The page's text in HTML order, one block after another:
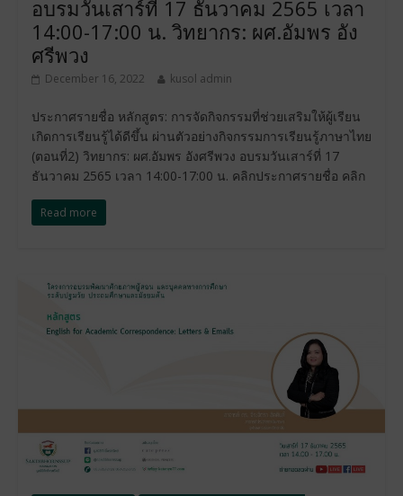
อบรมวันเสาร์ที่ 17 ธันวาคม 2565 เวลา
14:00-17:00 น. วิทยากร: ผศ.อัมพร อัง
ศรีพวง
December 16, 2022 kusol admin
ประกาศรายชื่อ หลักสูตร: การจัดกิจกรรมที่ช่วยเสริมให้ผู้เรียน
เกิดการเรียนรู้ได้ดีขึ้น ผ่านตัวอย่างกิจกรรมการเรียนรู้ภาษาไทย
(ตอนที่2) วิทยากร: ผศ.อัมพร อังศรีพวง อบรมวันเสาร์ที่ 17
ธันวาคม 2565 เวลา 14:00-17:00 น. คลิกประกาศรายชื่อ คลิก
Read more